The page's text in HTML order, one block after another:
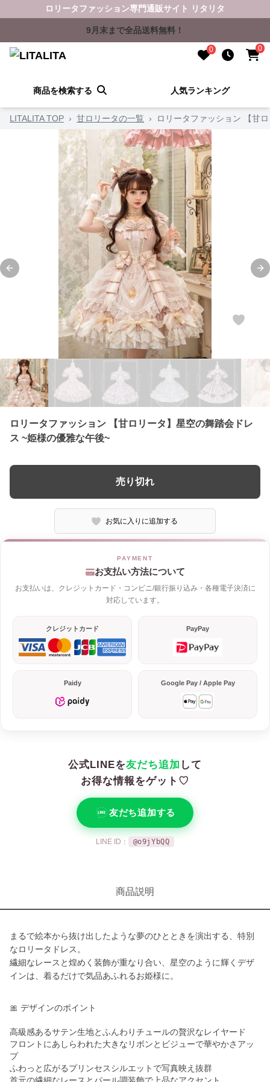
ロリータファッション専門通販サイト リタリタ
9月末まで全品送料無料！
0 0
商品を検索する 人気ランキング
LITALITA TOP › 甘ロリータの一覧 › ロリータファッション 【甘
Previous slide
ロリータファッション 【甘ロリータ】星空の舞踏会ドレ
ス ~姫様の優雅な午後~
売り切れ
お気に入りに追加する
お支払い方法について
お支払いは、クレジットカード・コンビニ/銀行振り込み・各種電子決済に
対応しています。
クレジットカード PayPay
Paidy Google Pay / Apple Pay
公式LINEを友だち追加 して
お得な情報をゲット♡
友だち追加する
LINE ID： @o9jYbQQ
商品説明
まるで絵本から抜け出したような夢のひとときを演出する、特別
なロリータドレス。
繊細なレースと煌めく装飾が重なり合い、星空のように輝くデザ
インは、着るだけで気品あふれるお姫様に。
🎀 デザインのポイント
高級感あるサテン生地とふんわりチュールの贅沢なレイヤード
フロントにあしらわれた大きなリボンとビジューで華やかさアッ
プ
ふわっと広がるプリンセスシルエットで写真映え抜群